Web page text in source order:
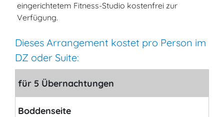
eingerichtetem Fitness-Studio kostenfrei zur
Verfügung.
Dieses Arrangement kostet pro Person im
DZ oder Suite:
für 5 Übernachtungen
Boddenseite